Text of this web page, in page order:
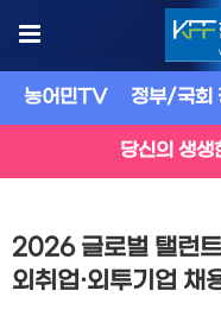
농어민TV 정부/국회
당신의 생생
2026 글로벌 탤런
외취업·외투기업 채